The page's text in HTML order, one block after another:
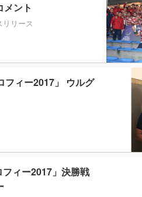
ント
リリース
フィー2017」 ウルグ
ィー2017」決勝戦